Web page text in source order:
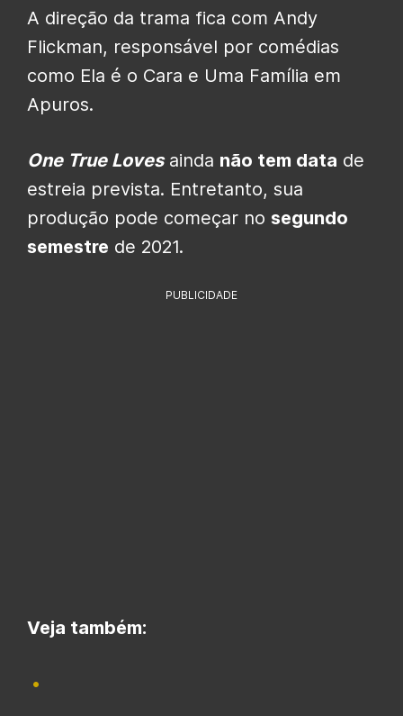
A direção da trama fica com Andy
Flickman, responsável por comédias
como Ela é o Cara e Uma Família em
Apuros.
One True Lovesainda não tem data de
estreia prevista. Entretanto, sua
produção pode começar no segundo
semestre de 2021.
PUBLICIDADE
Veja também: